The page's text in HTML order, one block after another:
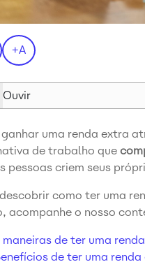
+A
Ouvir
uma renda extra
de trabalho que
pessoas criem seus
como ter uma
acompanhe o nosso
maneiras de ter uma
de ter uma